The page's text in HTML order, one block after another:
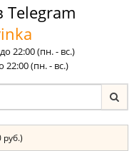
Telegram
22:00 (пн. - вс.)
22:00 (пн. - вс.)
руб.)